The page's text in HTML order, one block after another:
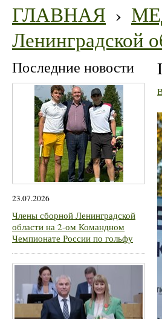
ГЛАВНАЯ ›
Ленинградской
Последние новости
23.07.2026
Члены сборной Ленинградской
области на 2-ом Командном
Чемпионате России по гольфу